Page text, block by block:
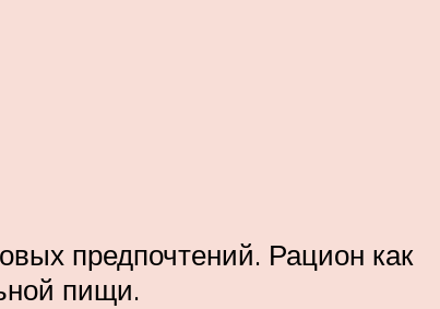
предпочтений. Рацион как
пищи.